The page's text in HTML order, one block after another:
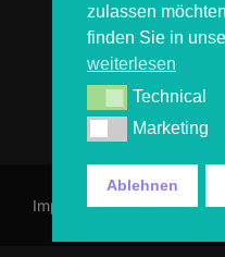
Impressum & Datenschutz
zulassen
finden Sie in
weiterlesen
TechnicalTechnical
MarketingMarketing
Ablehnen